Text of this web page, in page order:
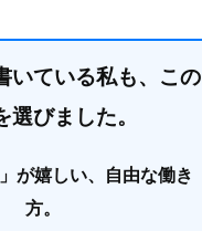
いている私も、この
選びました。
が嬉しい、自由な働き
方。